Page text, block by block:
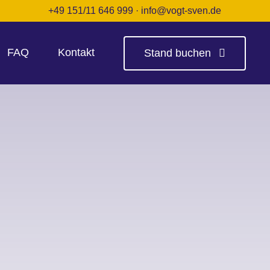
+49 151/11 646 999 · info@vogt-sven.de
FAQ Kontakt Stand buchen